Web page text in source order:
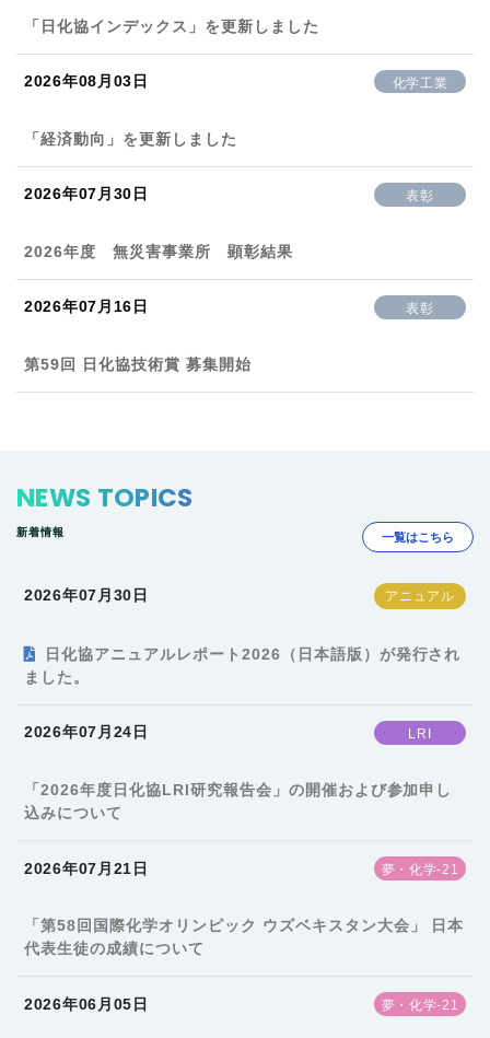
「日化協インデックス」を更新しました
2026年08月03日 化学工業
「経済動向」を更新しました
2026年07月30日 表彰
2026年度 無災害事業所 顕彰結果
2026年07月16日 表彰
第59回 日化協技術賞 募集開始
NEWS TOPICS
新着情報 一覧はこちら
2026年07月30日
日化協アニュアルレポート2026（日本語版）が発行され
ました。
2026年07月24日 LRI
「2026年度日化協LRI研究報告会」の開催および参加申し
込みについて
2026年07月21日 夢・化学-21
「第58回国際化学オリンピック ウズベキスタン大会」 日本
代表生徒の成績について
2026年06月05日 夢・化学-21